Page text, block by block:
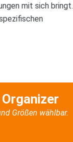
mit sich
Größen wählbar.